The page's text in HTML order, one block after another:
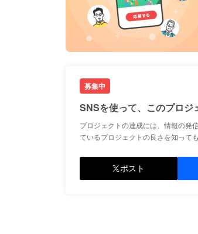
募集中
SNSを使って、このプロジ
プロジェクトの達成には、情報の発
ているプロジェクトの良さを知って
ポスト